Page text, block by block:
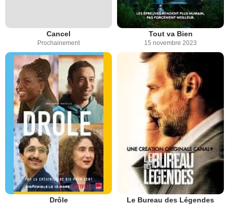
Cancel
Prochainement
Tout va Bien
15 novembre 2023
Drôle Le Bureau des Légendes